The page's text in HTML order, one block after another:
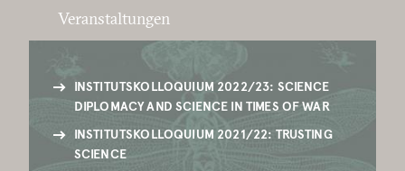
Veranstaltungen
INSTITUTSKOLLOQUIUM 2022/23: SCIENCE
DIPLOMACY AND SCIENCE IN TIMES OF WAR
INSTITUTSKOLLOQUIUM 2021/22: TRUSTING
SCIENCE